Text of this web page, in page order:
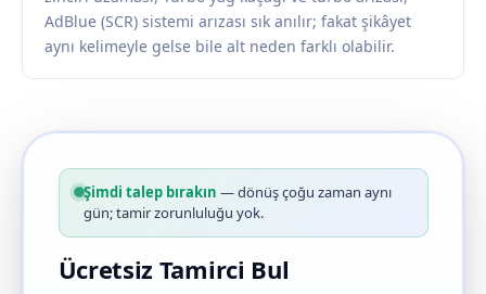
AdBlue (SCR) sistemi arızası sık anılır; fakat şikâyet
aynı kelimeyle gelse bile alt neden farklı olabilir.
Şimdi talep bırakın — dönüş çoğu zaman aynı
gün; tamir zorunluluğu yok.
Ücretsiz Tamirci Bul